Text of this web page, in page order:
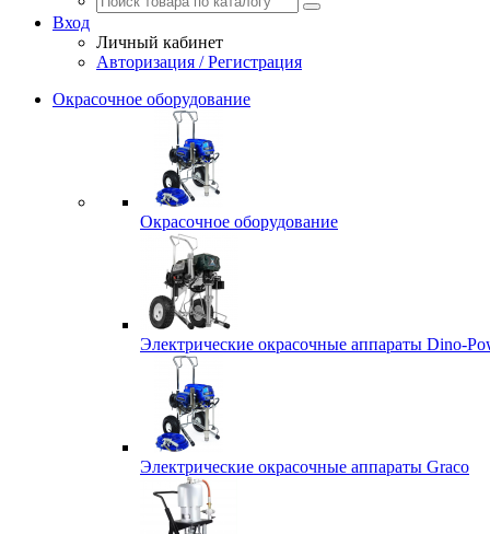
Вход
Личный кабинет
Авторизация / Регистрация
Окрасочное оборудование
Окрасочное оборудование
Электрические окрасочные аппараты Dino-
Электрические окрасочные аппараты Graco